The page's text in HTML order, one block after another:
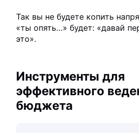
Так вы не будете копить
«ты опять…» будет: «давай
это».
Инструменты для
эффективного
бюджета